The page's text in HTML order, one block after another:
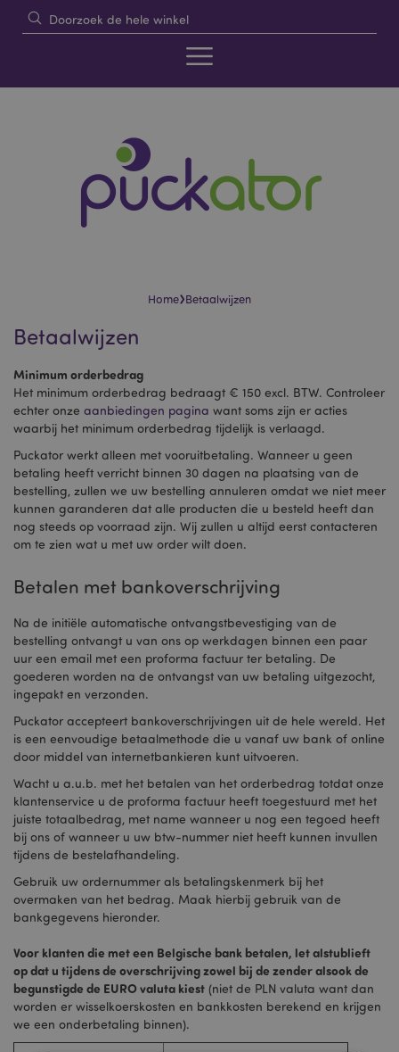
Home›Betaalwijzen
Betaalwijzen
Minimum orderbedrag
Het minimum orderbedrag bedraagt € 150 excl. BTW. Controleer
echter onze aanbiedingen pagina want soms zijn er acties
waarbij het minimum orderbedrag tijdelijk is verlaagd.
Puckator werkt alleen met vooruitbetaling. Wanneer u geen
betaling heeft verricht binnen 30 dagen na plaatsing van de
bestelling, zullen we uw bestelling annuleren omdat we niet meer
kunnen garanderen dat alle producten die u besteld heeft dan
nog steeds op voorraad zijn. Wij zullen u altijd eerst contacteren
om te zien wat u met uw order wilt doen.
Betalen met bankoverschrijving
Na de initiële automatische ontvangstbevestiging van de
bestelling ontvangt u van ons op werkdagen binnen een paar
uur een email met een proforma factuur ter betaling. De
goederen worden na de ontvangst van uw betaling uitgezocht,
ingepakt en verzonden.
Puckator accepteert bankoverschrijvingen uit de hele wereld. Het
is een eenvoudige betaalmethode die u vanaf uw bank of online
door middel van internetbankieren kunt uitvoeren.
Wacht u a.u.b. met het betalen van het orderbedrag totdat onze
klantenservice u de proforma factuur heeft toegestuurd met het
juiste totaalbedrag, met name wanneer u nog een tegoed heeft
bij ons of wanneer u uw btw-nummer niet heeft kunnen invullen
tijdens de bestelafhandeling.
Gebruik uw ordernummer als betalingskenmerk bij het
overmaken van het bedrag. Maak hierbij gebruik van de
bankgegevens hieronder.
Voor klanten die met een Belgische bank betalen, let alstublieft
op dat u tijdens de overschrijving zowel bij de zender alsook de
begunstigde de EURO valuta kiest (niet de PLN valuta want dan
worden er wisselkoerskosten en bankkosten berekend en krijgen
we een onderbetaling binnen).